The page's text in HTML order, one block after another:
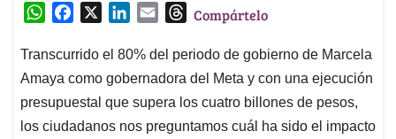
W
a
t
s
A
c
e
b
n
k
e
a
i
l
T
r
e
a
d
Compártelo
Transcurrido el 80% del periodo de gobierno de Marcela
Amaya como gobernadora del Meta y con una ejecución
presupuestal que supera los cuatro billones de pesos,
los ciudadanos nos preguntamos cuál ha sido el impacto